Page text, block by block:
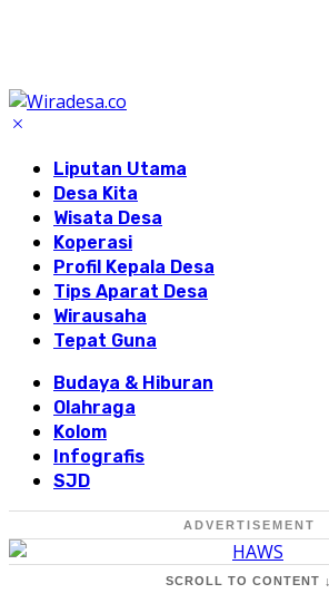
Liputan Utama
Desa Kita
Wisata Desa
Koperasi
Profil Kepala Desa
Tips Aparat Desa
Wirausaha
Tepat Guna
Budaya & Hiburan
Olahraga
Kolom
Infografis
SJD
ADVERTISEMENT
SCROLL TO CONTENT ↓